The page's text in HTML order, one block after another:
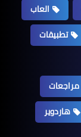
العاب
تطبيقات
مراجعات
هاردوير